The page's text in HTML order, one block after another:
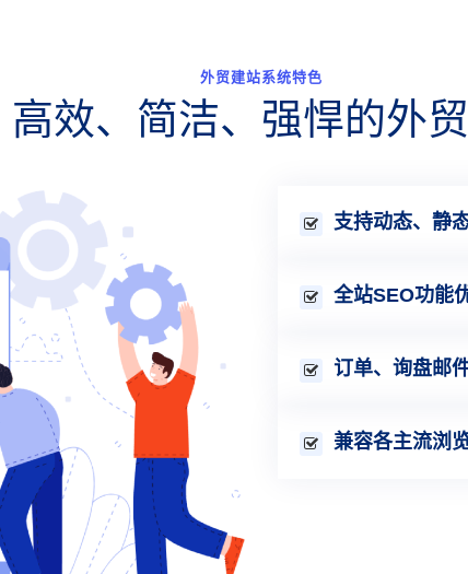
外贸建站系统特色
高效、简洁、强悍的外
支持动态、静
全站SEO功能
订单、询盘邮
兼容各主流浏